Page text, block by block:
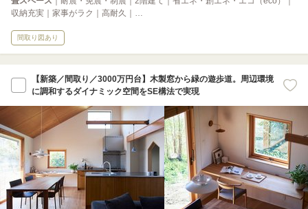
収納充実｜家事がラク｜高耐久｜…
間取り図あり
【新築／間取り／3000万円台】木製窓から緑の遊歩道。周辺環境
に調和するダイナミック空間をSE構法で実現